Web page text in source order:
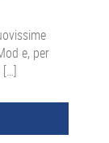
e, per
[…]